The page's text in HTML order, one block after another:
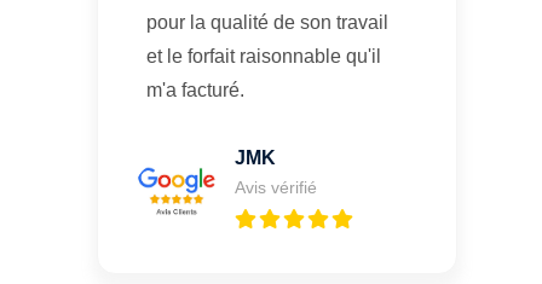
pour la qualité de son travail
et le forfait raisonnable qu'il
m'a facturé.
JMK
Avis vérifié